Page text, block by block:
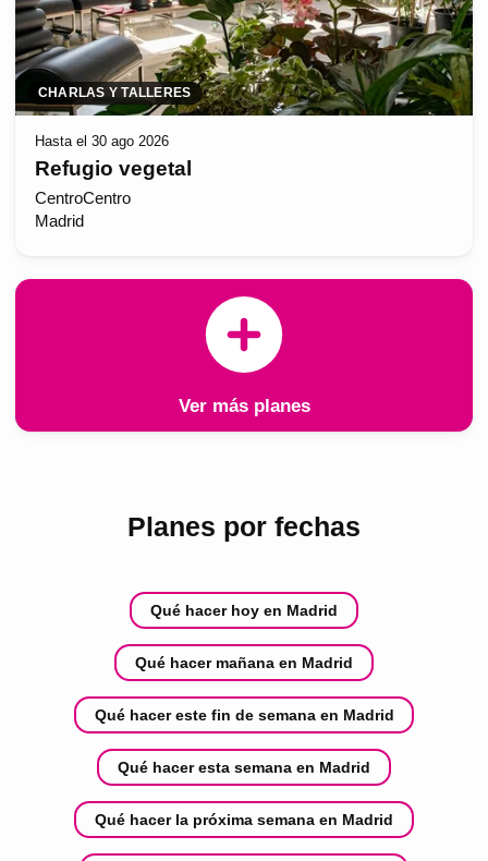
CHARLAS Y TALLERES
Hasta el 30 ago 2026
Refugio vegetal
CentroCentro
Madrid
Ver más planes
Planes por fechas
Qué hacer hoy en Madrid
Qué hacer mañana en Madrid
Qué hacer este fin de semana en Madrid
Qué hacer esta semana en Madrid
Qué hacer la próxima semana en Madrid